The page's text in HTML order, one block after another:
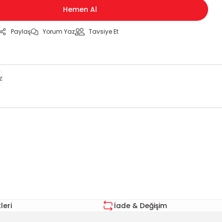
Hemen Al
Paylaş Yorum Yaz Tavsiye Et
İade & Değişim